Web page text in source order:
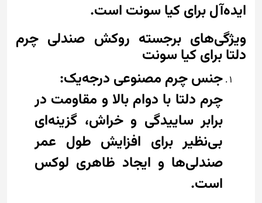
ایده‌آل برای کیا سونت است.
ویژگی‌های برجسته روکش صندلی چرم
دلتا برای کیا سونت
جنس چرم مصنوعی درجه‌یک:
چرم دلتا با دوام بالا و مقاومت در
برابر ساییدگی و خراش، گزینه‌ای
بی‌نظیر برای افزایش طول عمر
صندلی‌ها و ایجاد ظاهری لوکس
است.